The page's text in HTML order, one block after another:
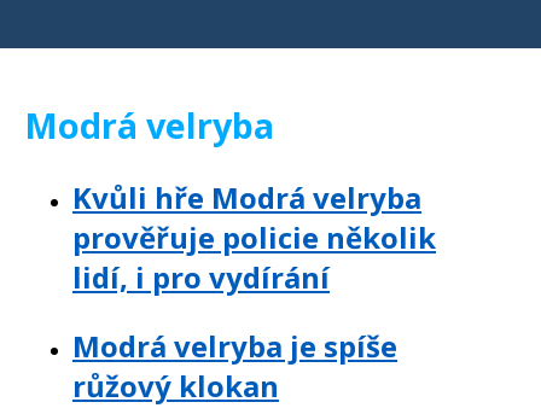
Modrá velryba
Kvůli hře Modrá velryba
prověřuje policie několik
lidí, i pro vydírání
Modrá velryba je spíše
růžový klokan